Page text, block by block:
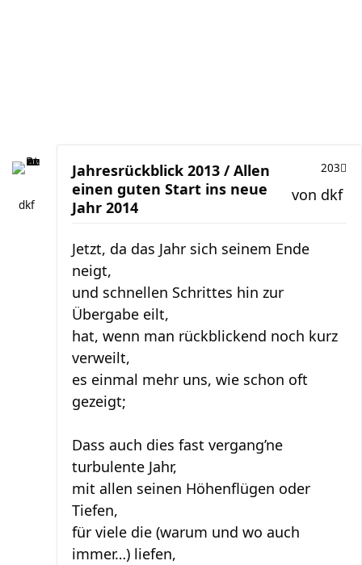
dkf
Jahresrückblick 2013 / Allen
einen guten Start ins neue
Jahr 2014
203
von dkf
Jetzt, da das Jahr sich seinem Ende
neigt,
und schnellen Schrittes hin zur
Übergabe eilt,
hat, wenn man rückblickend noch kurz
verweilt,
es einmal mehr uns, wie schon oft
gezeigt;
Dass auch dies fast vergang’ne
turbulente Jahr,
mit allen seinen Höhenflügen oder
Tiefen,
für viele die (warum und wo auch
immer…) liefen,